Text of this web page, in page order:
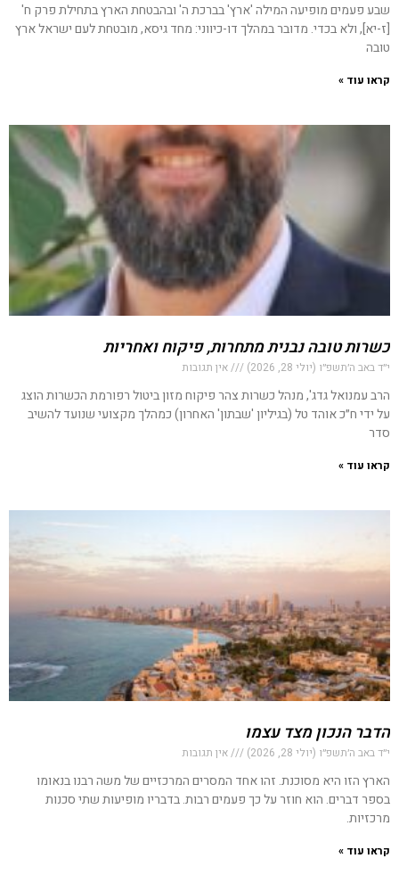
שבע פעמים מופיעה המילה 'ארץ' בברכת ה' ובהבטחת הארץ בתחילת פרק ח'
[ז-יא], ולא בכדי. מדובר במהלך דו-כיווני: מחד גיסא, מובטחת לעם ישראל ארץ
טובה
קראו עוד »
כשרות טובה נבנית מתחרות, פיקוח ואחריות
י״ד באב ה׳תשפ״ו (יולי 28, 2026) אין תגובות
הרב עמנואל גדג', מנהל כשרות צהר פיקוח מזון ביטול רפורמת הכשרות הוצג
על ידי ח״כ אוהד טל (בגיליון 'שבתון' האחרון) כמהלך מקצועי שנועד להשיב
סדר
קראו עוד »
הדבר הנכון מצד עצמו
י״ד באב ה׳תשפ״ו (יולי 28, 2026) אין תגובות
הארץ הזו היא מסוכנת. זהו אחד המסרים המרכזיים של משה רבנו בנאומו
בספר דברים. הוא חוזר על כך פעמים רבות. בדבריו מופיעות שתי סכנות
מרכזיות.
קראו עוד »